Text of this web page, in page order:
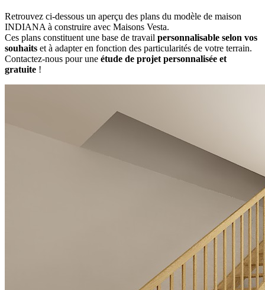
Retrouvez ci-dessous un aperçu des plans du modèle de maison
INDIANA à construire avec Maisons Vesta.
Ces plans constituent une base de travail personnalisable selon vos
souhaits et à adapter en fonction des particularités de votre terrain.
Contactez-nous pour une étude de projet personnalisée et
gratuite !